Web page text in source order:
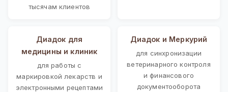
тысячам клиентов
Диадок для
медицины и клиник
для работы с
маркировкой лекарств и
электронными рецептами
Диадок и Меркурий
для синхронизации
ветеринарного контроля
и финансового
документооборота